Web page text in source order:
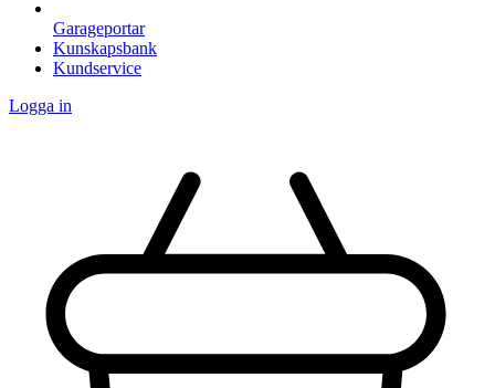
Garageportar
Kunskapsbank
Kundservice
Logga in